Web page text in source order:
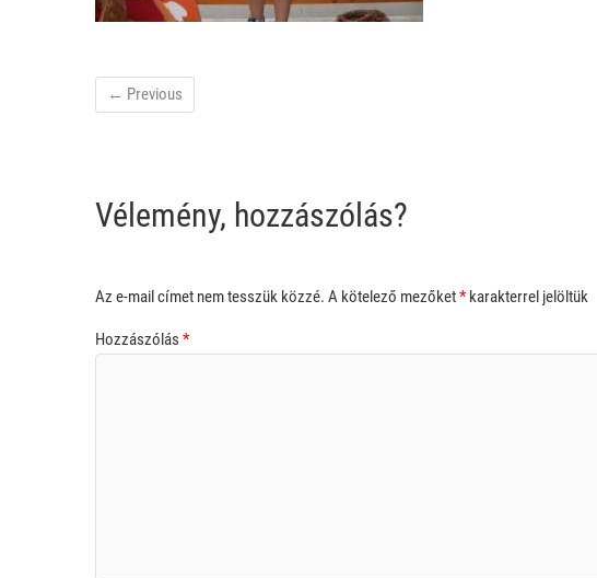
← Previous
Vélemény, hozzászólás?
Az e-mail címet nem tesszük közzé. A kötelező mezőket*karakterrel jelöltük
Hozzászólás *